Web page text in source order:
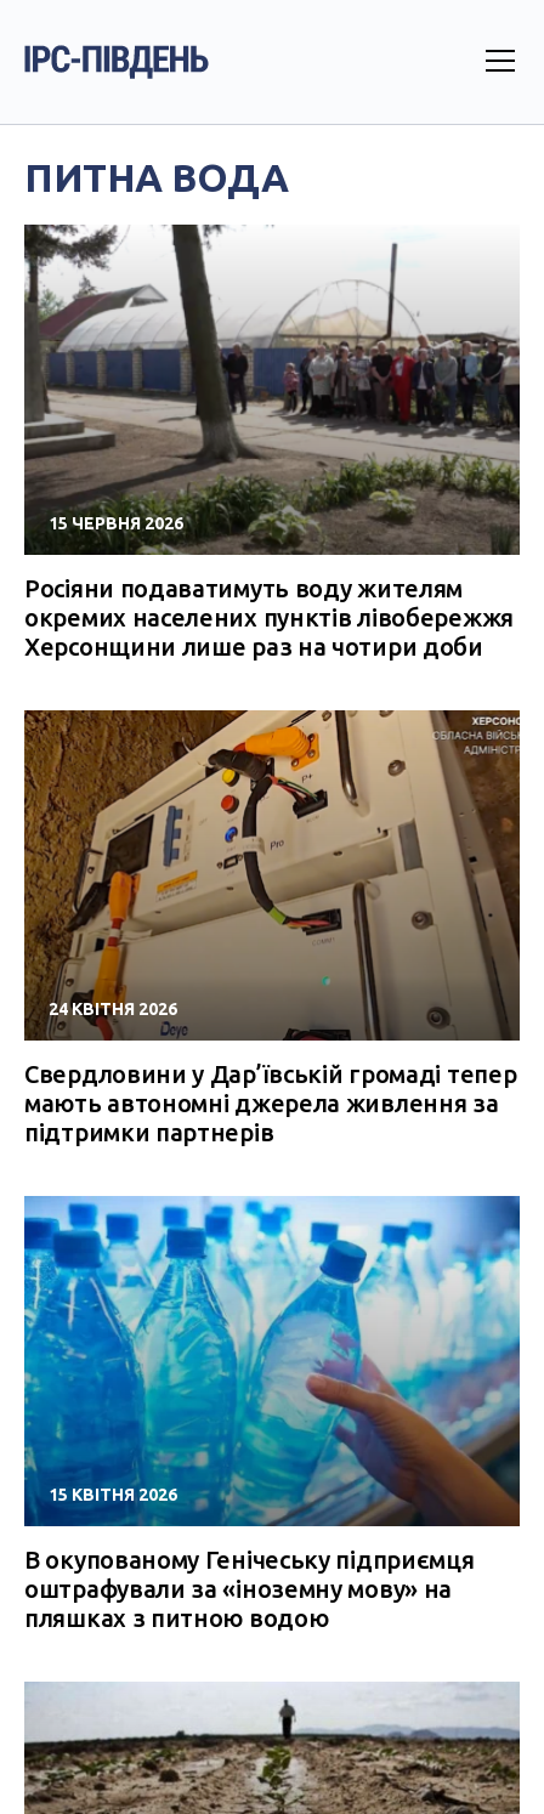
ПИТНА ВОДА
15 ЧЕРВНЯ 2026
Росіяни подаватимуть воду жителям
окремих населених пунктів лівобережжя
Херсонщини лише раз на чотири доби
24 КВІТНЯ 2026
Свердловини у Дар’ївській громаді тепер
мають автономні джерела живлення за
підтримки партнерів
15 КВІТНЯ 2026
В окупованому Генічеську підприємця
оштрафували за «іноземну мову» на
пляшках з питною водою